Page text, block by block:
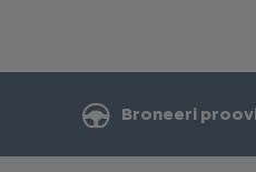
Broneeri